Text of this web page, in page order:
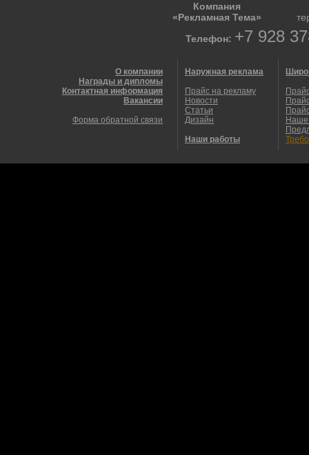
Компания
«Рекламная Тема»
Телефон: +7 928
О компании
Награды и дипломы
Контактная информация
Вакансии
Форма обратной связи
Наружная реклама
Прайс на рекламу
Новости
Статьи
Дизайн
Наши работы
Наше